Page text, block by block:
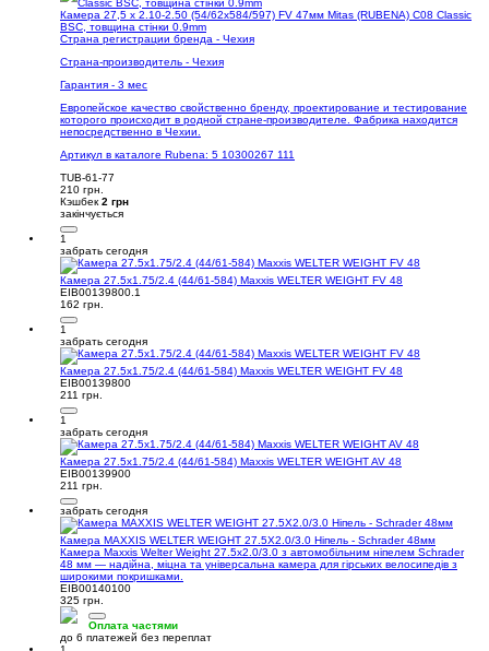
Камера 27,5 x 2.10-2.50 (54/62x584/597) FV 47мм Mitas (RUBENA) C08 Classic
BSC, товщина стінки 0.9mm
Страна регистрации бренда - Чехия
Страна-производитель - Чехия
Гарантия - 3 мес
Европейское качество свойственно бренду, проектирование и тестирование
которого происходит в родной стране-производителе. Фабрика находится
непосредственно в Чехии.
Артикул в каталоге Rubena: 5 10300267 111
TUB-61-77
210 грн.
Кэшбек 2 грн
закінчується
1
забрать сегодня
Камера 27.5x1.75/2.4 (44/61-584) Maxxis WELTER WEIGHT FV 48
EIB00139800.1
162 грн.
1
забрать сегодня
Камера 27.5x1.75/2.4 (44/61-584) Maxxis WELTER WEIGHT FV 48
EIB00139800
211 грн.
1
забрать сегодня
Камера 27.5x1.75/2.4 (44/61-584) Maxxis WELTER WEIGHT AV 48
EIB00139900
211 грн.
забрать сегодня
Камера MAXXIS WELTER WEIGHT 27.5X2.0/3.0 Ніпель - Schrader 48мм
Камера Maxxis Welter Weight 27.5x2.0/3.0 з автомобільним ніпелем Schrader
48 мм — надійна, міцна та універсальна камера для гірських велосипедів з
широкими покришками.
EIB00140100
325 грн.
Оплата частями
до 6 платежей без переплат